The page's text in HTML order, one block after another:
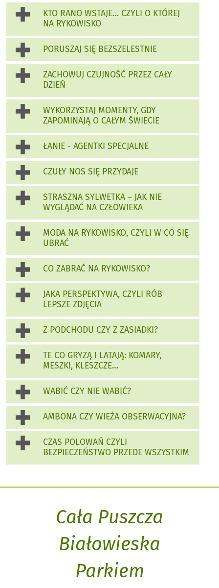
KTO RANO WSTAJE… CZYLI O KTÓREJ
NA RYKOWISKO
PORUSZAJ SIĘ BEZSZELESTNIE
ZACHOWUJ CZUJNOŚĆ PRZEZ CAŁY
DZIEŃ
WYKORZYSTAJ MOMENTY, GDY
ZAPOMINAJĄ O CAŁYM ŚWIECIE
ŁANIE - AGENTKI SPECJALNE
CZUŁY NOS SIĘ PRZYDAJE
STRASZNA SYLWETKA – JAK NIE
WYGLĄDAĆ NA CZŁOWIEKA
MODA NA RYKOWISKO, CZYLI W CO SIĘ
UBRAĆ
CO ZABRAĆ NA RYKOWISKO?
JAKA PERSPEKTYWA, CZYLI RÓB
LEPSZE ZDJĘCIA
Z PODCHODU CZY Z ZASIADKI?
TE CO GRYZĄ I LATAJĄ: KOMARY,
MESZKI, KLESZCZE…
WABIĆ CZY NIE WABIĆ?
AMBONA CZY WIEŻA OBSERWACYJNA?
CZAS POLOWAŃ CZYLI
BEZPIECZEŃSTWO PRZEDE WSZYSTKIM
Cała Puszcza
Białowieska
Parkiem